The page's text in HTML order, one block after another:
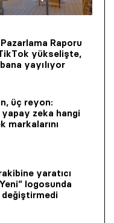
Raporu
TikTok yükselişte,
yayılıyor
üç reyon:
yapay zeka hangi
markalarını
yaratıcı
logosunda